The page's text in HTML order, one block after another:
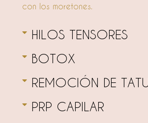
con los moretones.
HILOS TENSORES
BOTOX
REMOCIÓN DE
PRP CAPILAR